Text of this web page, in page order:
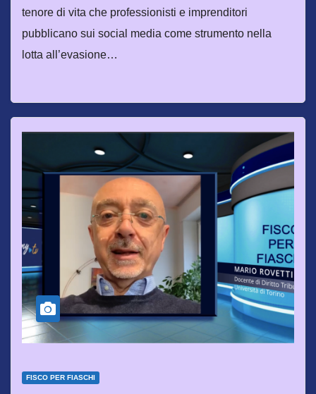
tenore di vita che professionisti e imprenditori
pubblicano sui social media come strumento nella
lotta all’evasione…
FISCO PER FIASCHI